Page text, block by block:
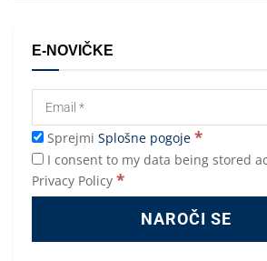
E-NOVIČKE
Sprejmi Splošne pogoje *
I consent to my data being stored
Privacy Policy *